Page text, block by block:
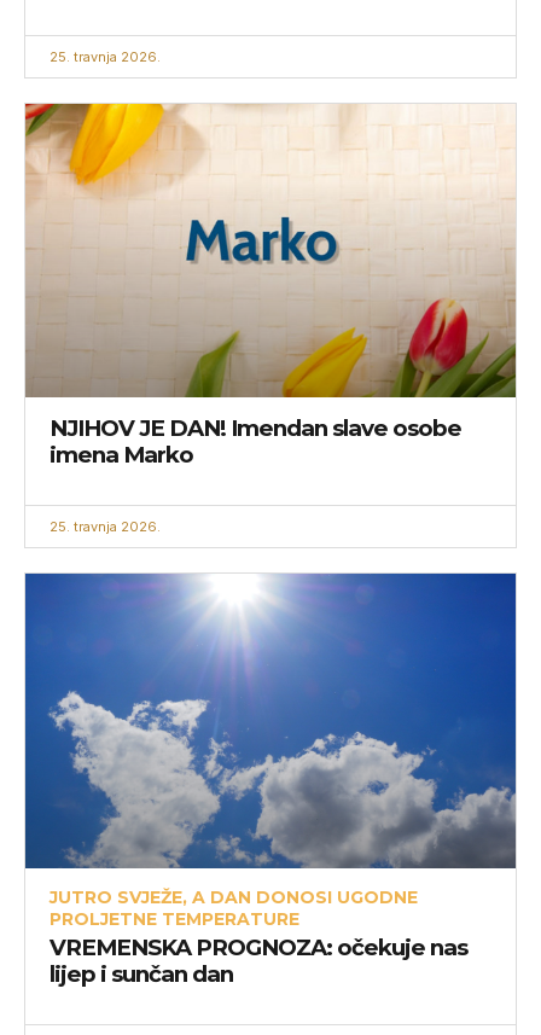
25. travnja 2026.
NJIHOV JE DAN! Imendan slave osobe
imena Marko
25. travnja 2026.
JUTRO SVJEŽE, A DAN DONOSI UGODNE
PROLJETNE TEMPERATURE
VREMENSKA PROGNOZA: očekuje nas
lijep i sunčan dan